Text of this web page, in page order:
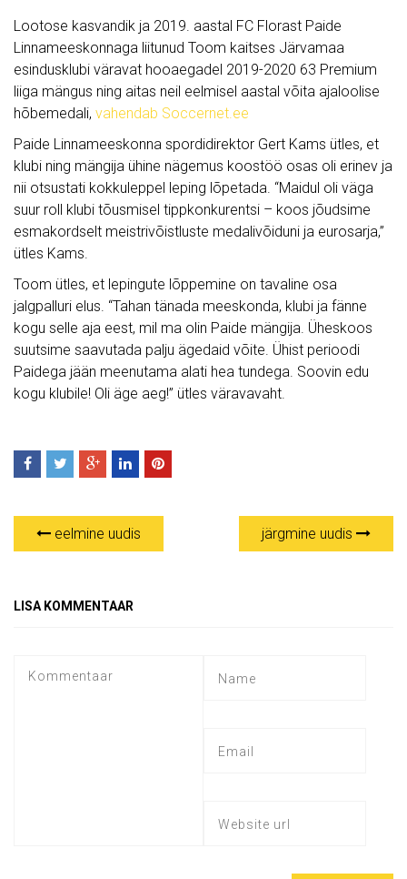
Lootose kasvandik ja 2019. aastal FC Florast Paide
Linnameeskonnaga liitunud Toom kaitses Järvamaa
esindusklubi väravat hooaegadel 2019-2020 63 Premium
liiga mängus ning aitas neil eelmisel aastal võita ajaloolise
hõbemedali, vahendab Soccernet.ee
Paide Linnameeskonna spordidirektor Gert Kams ütles, et
klubi ning mängija ühine nägemus koostöö osas oli erinev ja
nii otsustati kokkuleppel leping lõpetada. “Maidul oli väga
suur roll klubi tõusmisel tippkonkurentsi – koos jõudsime
esmakordselt meistrivõistluste medalivõiduni ja eurosarja,”
ütles Kams.
Toom ütles, et lepingute lõppemine on tavaline osa
jalgpalluri elus. “Tahan tänada meeskonda, klubi ja fänne
kogu selle aja eest, mil ma olin Paide mängija. Üheskoos
suutsime saavutada palju ägedaid võite. Ühist perioodi
Paidega jään meenutama alati hea tundega. Soovin edu
kogu klubile! Oli äge aeg!” ütles väravavaht.
eelmine uudis järgmine uudis
LISA KOMMENTAAR